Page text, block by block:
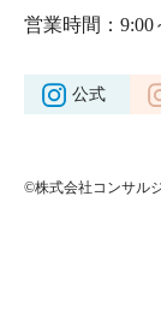
営業時間：9:00
公式
©株式会社コンサル